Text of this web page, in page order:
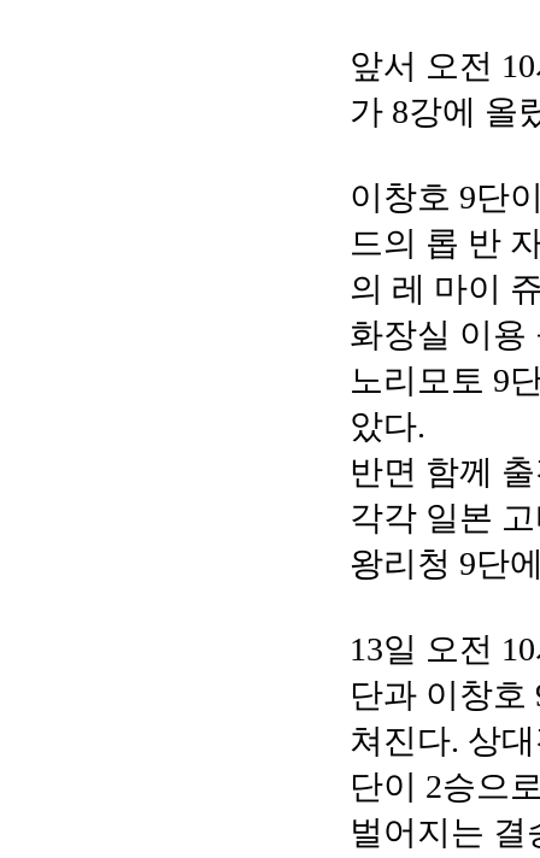
앞서 오전
가 8강에 올
이창호 9단
드의 롭 반
의 레 마이
화장실 이용
노리모토 9
았다.
반면 함께
각각 일본
왕리청 9단
13일 오전
단과 이창호
쳐진다. 상
단이 2승으
벌어지는 결